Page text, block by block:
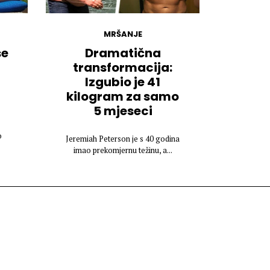
MRŠANJE
Dramatična
transformacija:
Izgubio je 41
kilogram za samo
5 mjeseci
Jeremiah Peterson je s 40 godina
imao prekomjernu težinu, a...